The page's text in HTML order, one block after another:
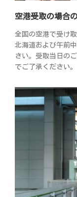
空港受取の場合
全国の空港で受け
北海道および午前
さい。受取当日の
でご了承ください。